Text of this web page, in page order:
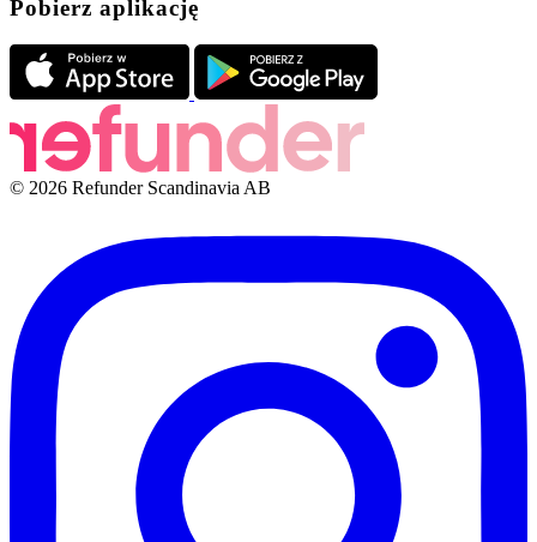
Pobierz aplikację
© 2026 Refunder Scandinavia AB